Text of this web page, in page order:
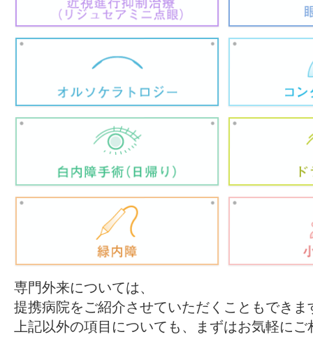
専門外来については、
提携病院をご紹介させていただくこともできま
上記以外の項目についても、まずはお気軽に